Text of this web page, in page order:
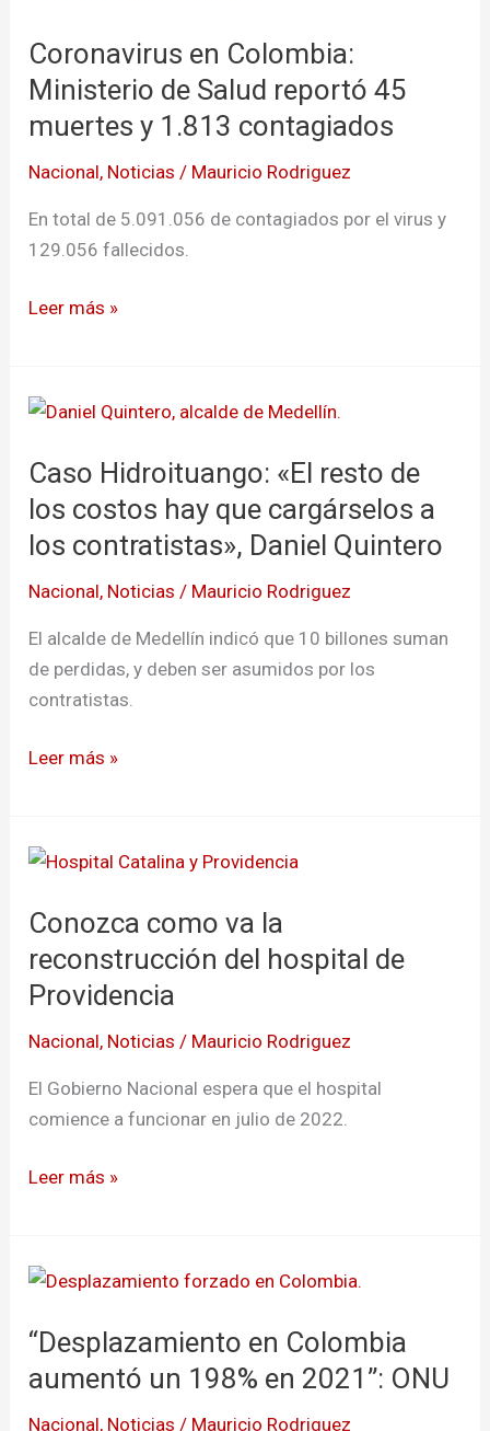
Coronavirus en Colombia:
Ministerio de Salud reportó 45
muertes y 1.813 contagiados
Nacional, Noticias / Mauricio Rodriguez
En total de 5.091.056 de contagiados por el virus y
129.056 fallecidos.
Colombia:
Ministerio
Salud
reportó
1.813
Leer más »
Caso Hidroituango: «El resto de
los costos hay que cargárselos a
los contratistas», Daniel Quintero
Nacional, Noticias / Mauricio Rodriguez
El alcalde de Medellín indicó que 10 billones suman
de perdidas, y deben ser asumidos por los
contratistas.
Caso
«El
resto
de
los
costos
cargárselos
los
Leer más »
Conozca como va la
reconstrucción del hospital de
Providencia
Nacional, Noticias / Mauricio Rodriguez
El Gobierno Nacional espera que el hospital
comience a funcionar en julio de 2022.
Conozca
va
la
reconstrucción
del
hospital
Leer más »
“Desplazamiento en Colombia
aumentó un 198% en 2021”: ONU
Nacional, Noticias / Mauricio Rodriguez
“Desplazamiento
Colombia
aumentó